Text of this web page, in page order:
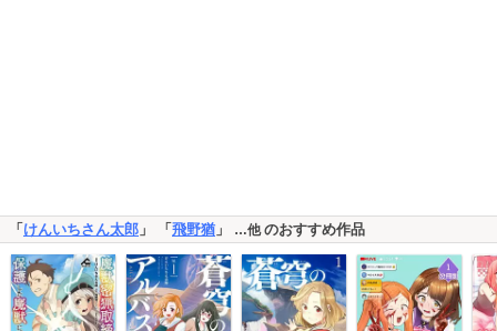
「 けんいちさん太郎 」 「 飛野猶 」 …他のおすすめ作品